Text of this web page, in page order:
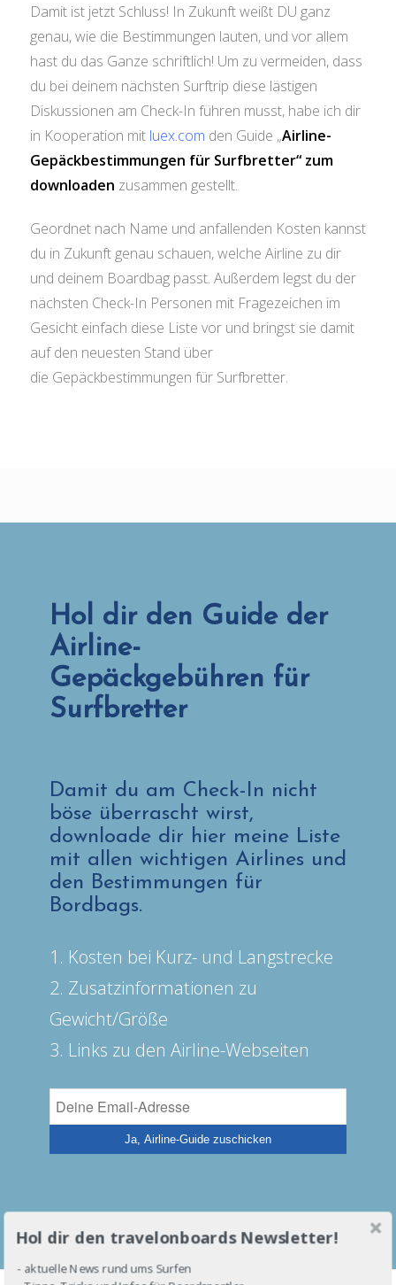
Damit ist jetzt Schluss! In Zukunft weißt DU ganz
genau, wie die Bestimmungen lauten, und vor allem
hast du das Ganze schriftlich! Um zu vermeiden, dass
du bei deinem nächsten Surftrip diese lästigen
Diskussionen am Check-In führen musst, habe ich dir
in Kooperation mit luex.com den Guide „Airline-
Gepäckbestimmungen für Surfbretter“ zum
downloaden zusammen gestellt.
Geordnet nach Name und anfallenden Kosten kannst
du in Zukunft genau schauen, welche Airline zu dir
und deinem Boardbag passt. Außerdem legst du der
nächsten Check-In Personen mit Fragezeichen im
Gesicht einfach diese Liste vor und bringst sie damit
auf den neuesten Stand über
die Gepäckbestimmungen für Surfbretter.
Hol dir den Guide der
Airline-
Gepäckgebühren für
Surfbretter
Damit du am Check-In nicht
böse überrascht wirst,
downloade dir hier meine Liste
mit allen wichtigen Airlines und
den Bestimmungen für
Bordbags.
1. Kosten bei Kurz- und Langstrecke
2. Zusatzinformationen zu
Gewicht/Größe
3. Links zu den Airline-Webseiten
Hol dir den travelonboards Newsletter!
- aktuelle News rund ums Surfen